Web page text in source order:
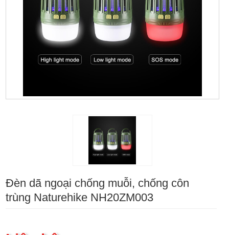
Đèn dã ngoại chống muỗi, chống côn
trùng Naturehike NH20ZM003